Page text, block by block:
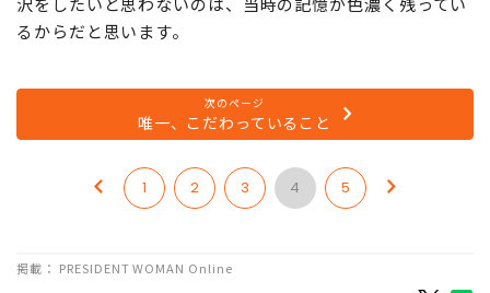
るからだと思います。
次のページ
唯一、こだわっていること
1 2 3 4 5
掲載： PRESIDENT WOMAN Online